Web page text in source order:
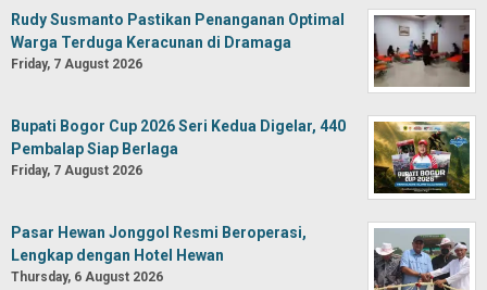
Rudy Susmanto Pastikan Penanganan Optimal
Warga Terduga Keracunan di Dramaga
Friday, 7 August 2026
Bupati Bogor Cup 2026 Seri Kedua Digelar, 440
Pembalap Siap Berlaga
Friday, 7 August 2026
Pasar Hewan Jonggol Resmi Beroperasi,
Lengkap dengan Hotel Hewan
Thursday, 6 August 2026